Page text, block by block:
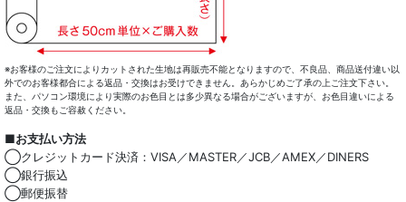
※お客様のご注文によりカットされた生地は再販売不能となりますので、不良品、商品送付違い以
外でのお客様都合による返品・交換はお受けできません。あらかじめご了承の上ご注文下さい。
また、パソコン環境により実際のお色目とは多少異なる場合がございますが、お色目違いによる
返品・交換もご容赦ください。
■お支払い方法
◯クレジットカード決済：VISA／MASTER／JCB／AMEX／DINERS
◯銀行振込
◯郵便振替